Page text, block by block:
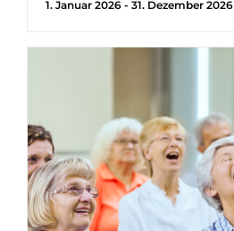
1. Januar 2026 - 31. Dezember 2026